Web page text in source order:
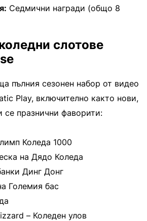
Седмични награди (общо 8
слотове
пълния сезонен набор от видео
Play, включително както нови,
празнични фаворити:
Коледа 1000
на Дядо Коледа
Динг Донг
Големия бас
– Коледен улов